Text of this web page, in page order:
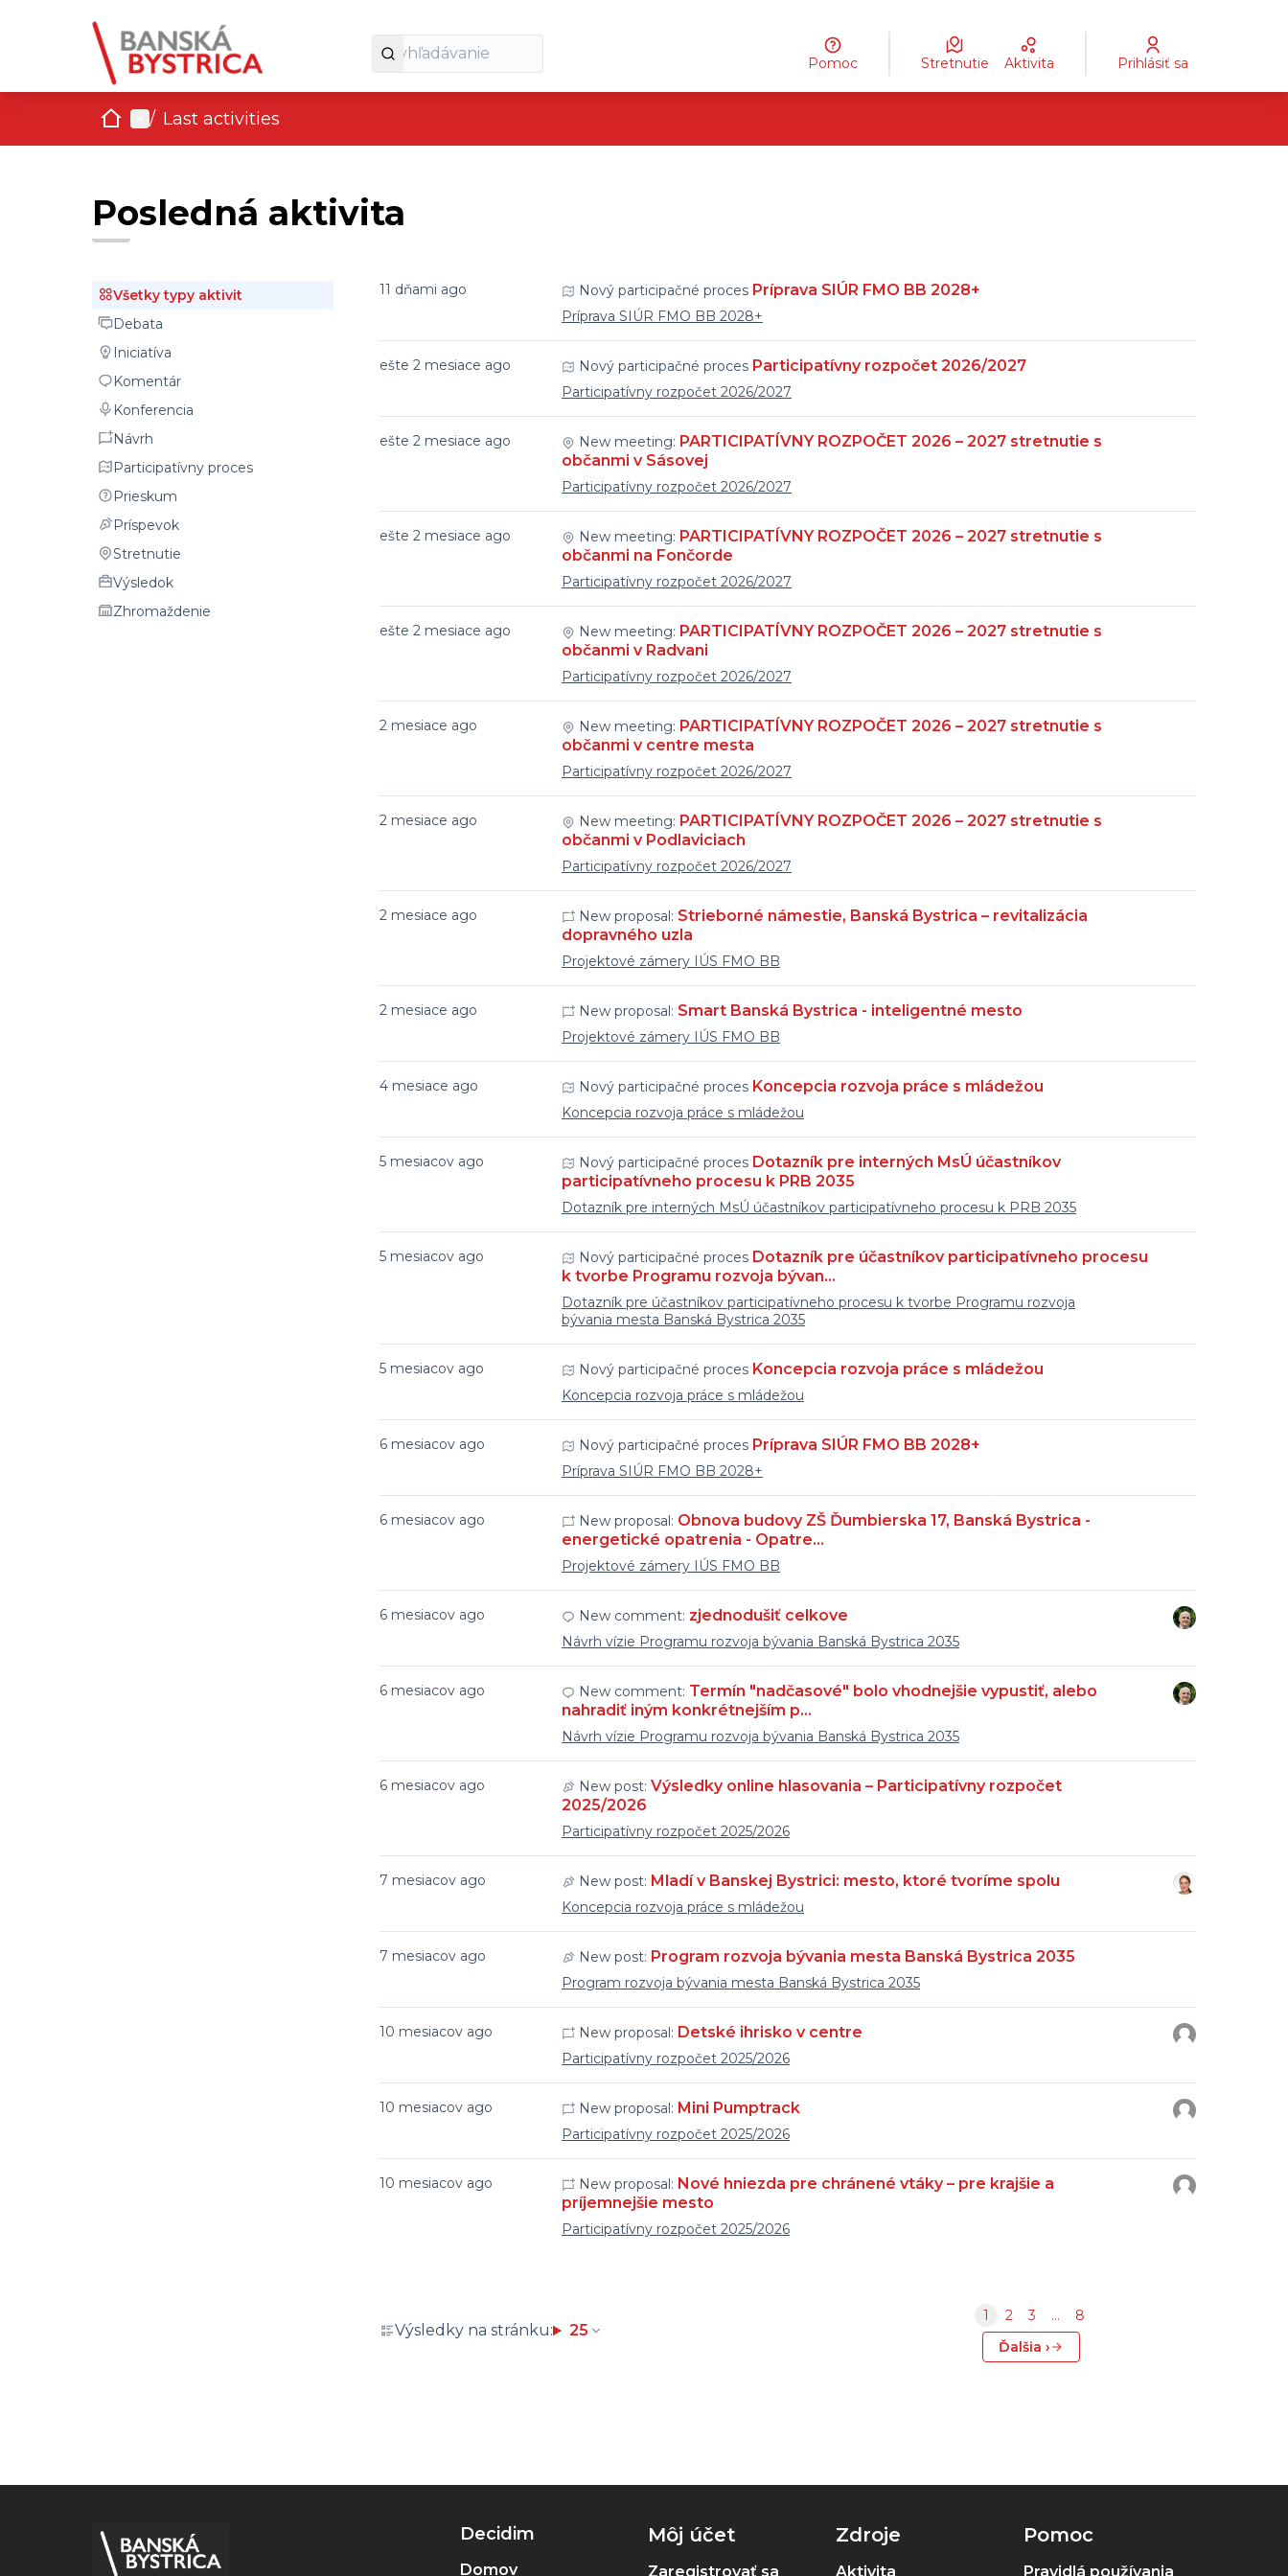
Pomoc Stretnutie Aktivita Prihlásiť sa
DomovMain menu
/ Last activities
Posledná aktivita
Všetky typy aktivit
Všetky typy aktivit
Debata
Debata
Iniciatíva
Iniciatíva
Komentár
Komentár
Konferencia
Konferencia
NávrhNávrh
Participatívny proces
Participatívny proces
Prieskum
Prieskum
Príspevok
Príspevok
Stretnutie
Stretnutie
Výsledok
Výsledok
Zhromaždenie
Zhromaždenie
11 dňami ago Nový participačné proces Príprava SIÚR FMO BB 2028+
Príprava SIÚR FMO BB 2028+
ešte 2 mesiace ago Nový participačné proces Participatívny rozpočet 2026/2027
Participatívny rozpočet 2026/2027
ešte 2 mesiace ago New meeting: PARTICIPATÍVNY ROZPOČET 2026 – 2027 stretnutie s
občanmi v Sásovej
Participatívny rozpočet 2026/2027
ešte 2 mesiace ago New meeting: PARTICIPATÍVNY ROZPOČET 2026 – 2027 stretnutie s
občanmi na Fončorde
Participatívny rozpočet 2026/2027
ešte 2 mesiace ago New meeting: PARTICIPATÍVNY ROZPOČET 2026 – 2027 stretnutie s
občanmi v Radvani
Participatívny rozpočet 2026/2027
2 mesiace ago New meeting: PARTICIPATÍVNY ROZPOČET 2026 – 2027 stretnutie s
občanmi v centre mesta
Participatívny rozpočet 2026/2027
2 mesiace ago New meeting: PARTICIPATÍVNY ROZPOČET 2026 – 2027 stretnutie s
občanmi v Podlaviciach
Participatívny rozpočet 2026/2027
2 mesiace ago New proposal: Strieborné námestie, Banská Bystrica – revitalizácia
dopravného uzla
Projektové zámery IÚS FMO BB
2 mesiace ago New proposal: Smart Banská Bystrica - inteligentné mesto
Projektové zámery IÚS FMO BB
4 mesiace ago Nový participačné proces Koncepcia rozvoja práce s mládežou
Koncepcia rozvoja práce s mládežou
5 mesiacov ago Nový participačné proces Dotazník pre interných MsÚ účastníkov
participatívneho procesu k PRB 2035
Dotazník pre interných MsÚ účastníkov participatívneho procesu k PRB 2035
5 mesiacov ago Nový participačné proces Dotazník pre účastníkov participatívneho procesu
k tvorbe Programu rozvoja bývan…
Dotazník pre účastníkov participatívneho procesu k tvorbe Programu rozvoja
bývania mesta Banská Bystrica 2035
5 mesiacov ago Nový participačné proces Koncepcia rozvoja práce s mládežou
Koncepcia rozvoja práce s mládežou
6 mesiacov ago Nový participačné proces Príprava SIÚR FMO BB 2028+
Príprava SIÚR FMO BB 2028+
6 mesiacov ago New proposal: Obnova budovy ZŠ Ďumbierska 17, Banská Bystrica -
energetické opatrenia - Opatre…
Projektové zámery IÚS FMO BB
6 mesiacov ago New comment: zjednodušiť celkove
Návrh vízie Programu rozvoja bývania Banská Bystrica 2035
6 mesiacov ago New comment: Termín "nadčasové" bolo vhodnejšie vypustiť, alebo
nahradiť iným konkrétnejším p…
Návrh vízie Programu rozvoja bývania Banská Bystrica 2035
6 mesiacov ago New post: Výsledky online hlasovania – Participatívny rozpočet
2025/2026
Participatívny rozpočet 2025/2026
7 mesiacov ago New post: Mladí v Banskej Bystrici: mesto, ktoré tvoríme spolu
Koncepcia rozvoja práce s mládežou
7 mesiacov ago New post: Program rozvoja bývania mesta Banská Bystrica 2035
Program rozvoja bývania mesta Banská Bystrica 2035
10 mesiacov ago New proposal: Detské ihrisko v centre
Participatívny rozpočet 2025/2026
10 mesiacov ago New proposal: Mini Pumptrack
Participatívny rozpočet 2025/2026
10 mesiacov ago New proposal: Nové hniezda pre chránené vtáky – pre krajšie a
príjemnejšie mesto
Participatívny rozpočet 2025/2026
Výsledky na stránku: 25
1 2 3 …
8
Ďalšia ›
Decidim
Domov
Môj účet
Zaregistrovať sa
Zdroje
Aktivita
Pomoc
Pravidlá používania